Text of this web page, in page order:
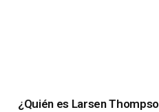
¿Quién es Larsen